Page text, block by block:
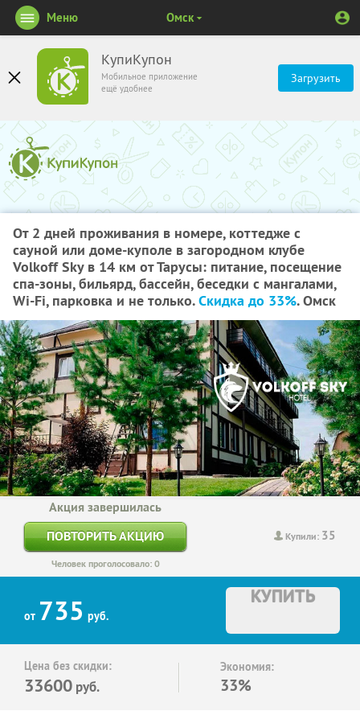
КупиКупон
Мобильное приложение
ещё удобнее
Загрузить
Меню Омск
От 2 дней проживания в номере, коттедже с
сауной или доме-куполе в загородном клубе
Volkoff Sky в 14 км от Тарусы: питание, посещение
спа-зоны, бильярд, бассейн, беседки с мангалами,
Wi-Fi, парковка и не только.Скидка до 33%. Омск
Купили: 35
Акция завершилась
ПОВТОРИТЬ АКЦИЮ
Человек проголосовало: 0
от 735 руб.
КУПИТЬ
Цена без скидки:
33600 руб.
Экономия:
33%